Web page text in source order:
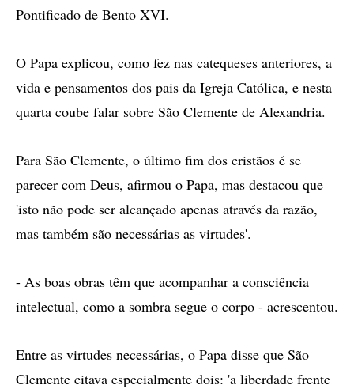
Pontificado de Bento XVI.
O Papa explicou, como fez nas catequeses anteriores, a
vida e pensamentos dos pais da Igreja Católica, e nesta
quarta coube falar sobre São Clemente de Alexandria.
Para São Clemente, o último fim dos cristãos é se
parecer com Deus, afirmou o Papa, mas destacou que
'isto não pode ser alcançado apenas através da razão,
mas também são necessárias as virtudes'.
- As boas obras têm que acompanhar a consciência
intelectual, como a sombra segue o corpo - acrescentou.
Entre as virtudes necessárias, o Papa disse que São
Clemente citava especialmente dois: 'a liberdade frente